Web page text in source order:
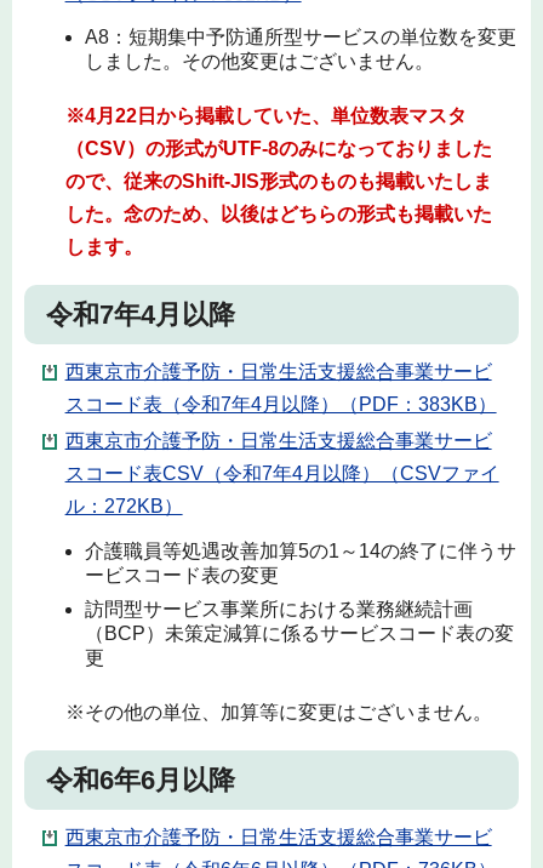
A8：短期集中予防通所型サービスの単位数を変更
しました。その他変更はございません。
※4月22日から掲載していた、単位数表マスタ
（CSV）の形式がUTF-8のみになっておりました
ので、従来のShift-JIS形式のものも掲載いたしま
した。念のため、以後はどちらの形式も掲載いた
します。
令和7年4月以降
西東京市介護予防・日常生活支援総合事業サービ
スコード表（令和7年4月以降）（PDF：383KB）
西東京市介護予防・日常生活支援総合事業サービ
スコード表CSV（令和7年4月以降）（CSVファイ
ル：272KB）
介護職員等処遇改善加算5の1～14の終了に伴うサ
ービスコード表の変更
訪問型サービス事業所における業務継続計画
（BCP）未策定減算に係るサービスコード表の変
更
※その他の単位、加算等に変更はございません。
令和6年6月以降
西東京市介護予防・日常生活支援総合事業サービ